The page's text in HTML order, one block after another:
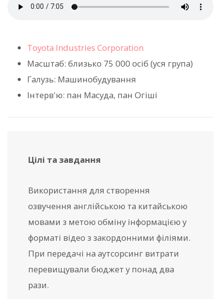
Toyota Industries Corporation
Масштаб: близько 75 000 осіб (уся група)
Галузь: Машинобудування
Інтерв'ю: пан Масуда, пан Огіші
Цілі та завдання
Використання для створення
озвучення англійською та китайською
мовами з метою обміну інформацією у
форматі відео з закордонними філіями.
При передачі на аутсорсинг витрати
перевищували бюджет у понад два
рази.